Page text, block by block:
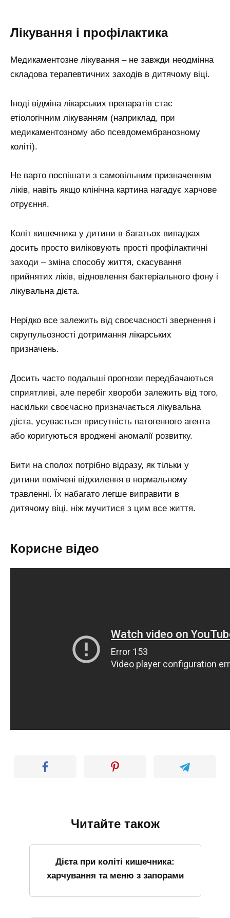
Лікування і профілактика
Медикаментозне лікування – не завжди неодмінна
складова терапевтичних заходів в дитячому віці.
Іноді відміна лікарських препаратів стає
етіологічним лікуванням (наприклад, при
медикаментозному або псевдомембранозному
коліті).
Не варто поспішати з самовільним призначенням
ліків, навіть якщо клінічна картина нагадує харчове
отруєння.
Коліт кишечника у дитини в багатьох випадках
досить просто виліковують прості профілактичні
заходи – зміна способу життя, скасування
прийнятих ліків, відновлення бактеріального фону і
лікувальна дієта.
Нерідко все залежить від своєчасності звернення і
скрупульозності дотримання лікарських
призначень.
Досить часто подальші прогнози передбачаються
сприятливі, але перебіг хвороби залежить від того,
наскільки своєчасно призначається лікувальна
дієта, усувається присутність патогенного агента
або коригуються вроджені аномалії розвитку.
Бити на сполох потрібно відразу, як тільки у
дитини помічені відхилення в нормальному
травленні. Їх набагато легше виправити в
дитячому віці, ніж мучитися з цим все життя.
Корисне відео
Читайте також
Дієта при коліті кишечника:
харчування та меню з запорами